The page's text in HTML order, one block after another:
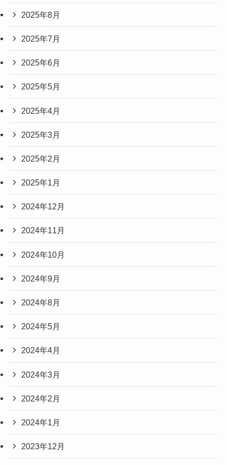
2025年8月
2025年7月
2025年6月
2025年5月
2025年4月
2025年3月
2025年2月
2025年1月
2024年12月
2024年11月
2024年10月
2024年9月
2024年8月
2024年5月
2024年4月
2024年3月
2024年2月
2024年1月
2023年12月